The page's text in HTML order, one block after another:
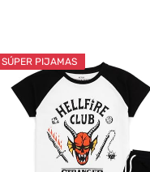
SÚPER PIJAMAS